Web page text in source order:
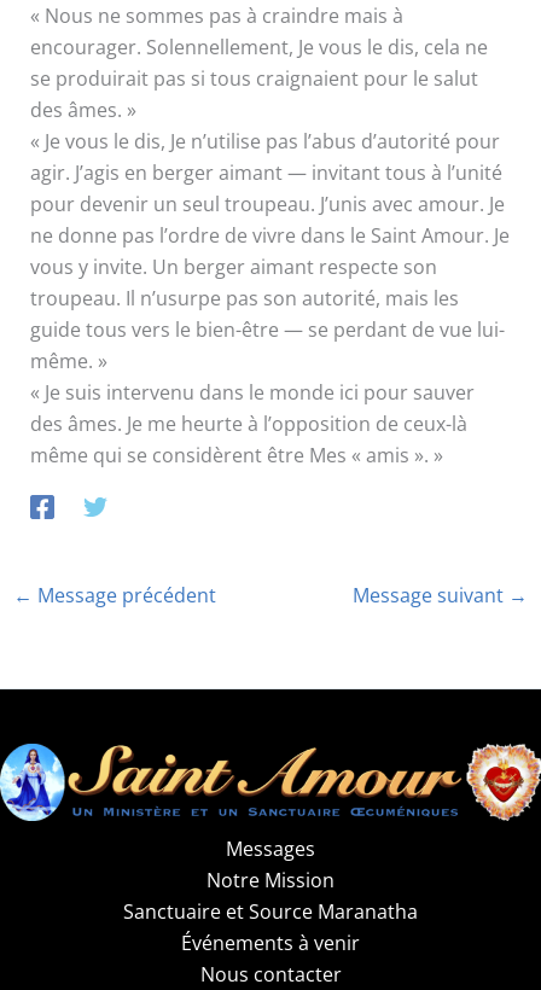
« Nous ne sommes pas à craindre mais à
encourager. Solennellement, Je vous le dis, cela ne
se produirait pas si tous craignaient pour le salut
des âmes. »
« Je vous le dis, Je n’utilise pas l’abus d’autorité pour
agir. J’agis en berger aimant — invitant tous à l’unité
pour devenir un seul troupeau. J’unis avec amour. Je
ne donne pas l’ordre de vivre dans le Saint Amour. Je
vous y invite. Un berger aimant respecte son
troupeau. Il n’usurpe pas son autorité, mais les
guide tous vers le bien-être — se perdant de vue lui-
même. »
« Je suis intervenu dans le monde ici pour sauver
des âmes. Je me heurte à l’opposition de ceux-là
même qui se considèrent être Mes « amis ». »
← Message précédent Message suivant →
Messages
Notre Mission
Sanctuaire et Source Maranatha
Événements à venir
Nous contacter